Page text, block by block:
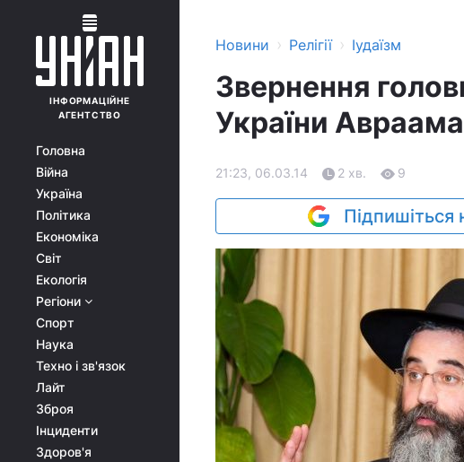
ІНФОРМАЦІЙНЕ
АГЕНТСТВО
Головна
Війна
Україна
Політика
Економіка
Світ
Екологія
Регіони
Спорт
Наука
Техно і зв'язок
Лайт
Зброя
Інциденти
Здоров'я
Новини › Релігії › Іудаїзм
Звернення
України
21:23, 06.03.14 2 хв. 9
Підпишіться